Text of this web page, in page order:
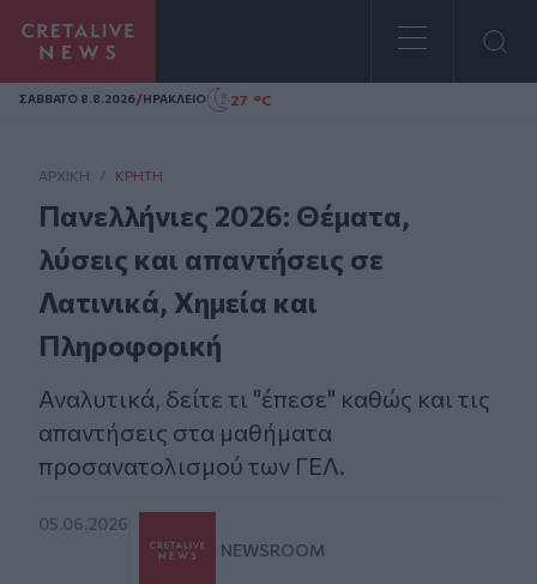
Homepage
ΣAΒΒΑΤΟ 8.8.2026/ΗΡΑΚΛΕΙΟ 27 °C
ΑΡΧΙΚΗ / ΚΡΉΤΗ
Πανελλήνιες 2026: Θέματα,
λύσεις και απαντήσεις σε
Λατινικά, Χημεία και
Πληροφορική
Αναλυτικά, δείτε τι "έπεσε" καθώς και τις
απαντήσεις στα μαθήματα
προσανατολισμού των ΓΕΛ.
05.06.2026
NEWSROOM